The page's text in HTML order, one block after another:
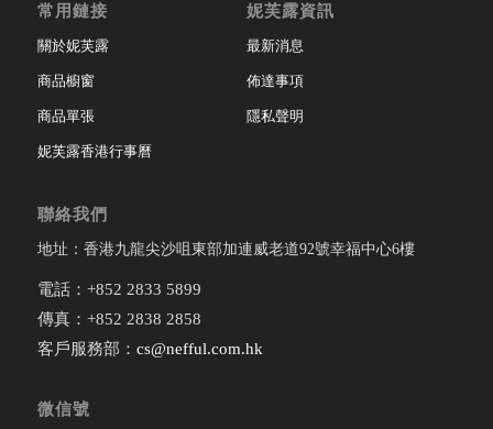
常用鏈接
關於妮芙露
商品櫥窗
商品單張
妮芙露香港行事曆
妮芙露資訊
最新消息
佈達事項
隱私聲明
聯絡我們
地址：香港九龍尖沙咀東部加連威老道92號幸福中心6樓
電話：+852 2833 5899
傳真：+852 2838 2858
客戶服務部： cs@nefful.com.hk
微信號